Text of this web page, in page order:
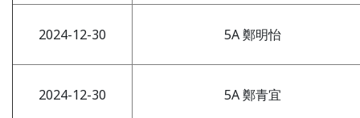
2024-12-30 5A 鄭明怡
2024-12-30 5A 鄭青宜